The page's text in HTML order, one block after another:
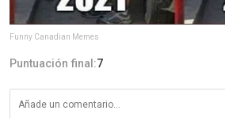
Funny Canadian Memes
Puntuación final:7